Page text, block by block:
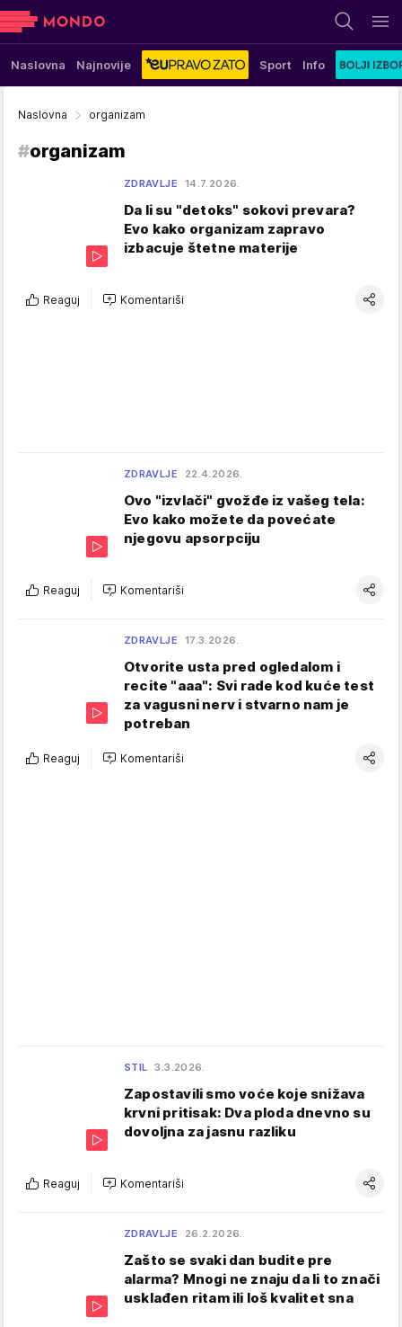
Naslovna Najnovije Sport Info
Naslovna organizam
#organizam
ZDRAVLJE 14.7.2026.
Da li su "detoks" sokovi prevara?
Evo kako organizam zapravo
izbacuje štetne materije
Reaguj Komentariši
ZDRAVLJE 22.4.2026.
Ovo "izvlači" gvožđe iz vašeg tela:
Evo kako možete da povećate
njegovu apsorpciju
Reaguj Komentariši
ZDRAVLJE 17.3.2026.
Otvorite usta pred ogledalom i
recite "aaa": Svi rade kod kuće test
za vagusni nerv i stvarno nam je
potreban
Reaguj Komentariši
STIL 3.3.2026.
Zapostavili smo voće koje snižava
krvni pritisak: Dva ploda dnevno su
dovoljna za jasnu razliku
Reaguj Komentariši
ZDRAVLJE 26.2.2026.
Zašto se svaki dan budite pre
alarma? Mnogi ne znaju da li to znači
usklađen ritam ili loš kvalitet sna